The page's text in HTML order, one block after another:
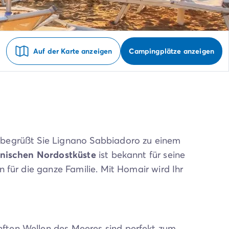
Auf der Karte anzeigen Campingplätze anzeigen
Sie Lignano Sabbiadoro zu einem
Nordostküsteist bekannt für seine
die ganze Familie. Mit Homair wird Ihr